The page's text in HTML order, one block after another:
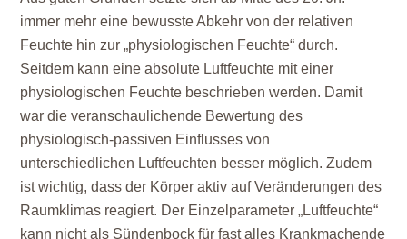
immer mehr eine bewusste Abkehr von der relativen
Feuchte hin zur „physiologischen Feuchte“ durch.
Seitdem kann eine absolute Luftfeuchte mit einer
physiologischen Feuchte beschrieben werden. Damit
war die veranschaulichende Bewertung des
physiologisch-passiven Einflusses von
unterschiedlichen Luftfeuchten besser möglich. Zudem
ist wichtig, dass der Körper aktiv auf Veränderungen des
Raumklimas reagiert. Der Einzelparameter „Luftfeuchte“
kann nicht als Sündenbock für fast alles Krankmachende